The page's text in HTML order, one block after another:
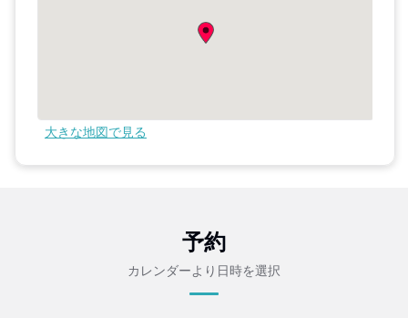
大きな地図で見る
予約
カレンダーより日時を選択